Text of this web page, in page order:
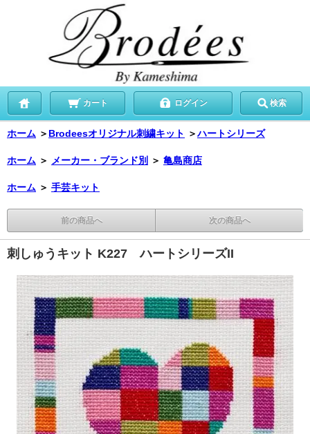
カート ログイン 検索
ホーム ＞ Brodeesオリジナル刺繍キット ＞ハートシリーズ
ホーム ＞ メーカー・ブランド別 ＞ 亀島商店
ホーム ＞ 手芸キット
前の商品へ 次の商品へ
刺しゅうキット K227 ハートシリーズII